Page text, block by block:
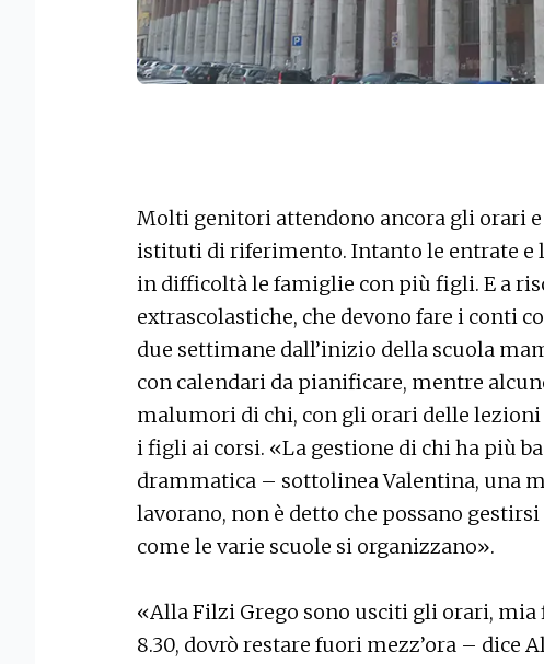
Molti genitori attendono ancora gli orari
istituti di riferimento. Intanto le entrate e
in difficoltà le famiglie con più figli. E a
extrascolastiche, che devono fare i conti
due settimane dall’inizio della scuola
con calendari da pianificare, mentre
malumori di chi, con gli orari delle
i figli ai corsi. «La gestione di chi ha più
drammatica – sottolinea Valentina, una
lavorano, non è detto che possano
come le varie scuole si organizzano».
«Alla Filzi Grego sono usciti gli orari, mia
8.30, dovrò restare fuori mezz’ora – dice